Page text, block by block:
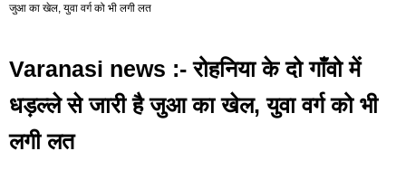
जुआ का खेल, युवा वर्ग को भी लगी लत
Varanasi news :- रोहनिया के दो गाँवो में
धड़ल्ले से जारी है जुआ का खेल, युवा वर्ग को भी
लगी लत